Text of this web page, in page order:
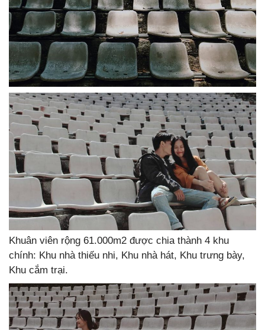
Khuân viên rộng 61.000m2 được chia thành 4 khu
chính: Khu nhà thiếu nhi, Khu nhà hát, Khu trưng bày,
Khu cắm trại.